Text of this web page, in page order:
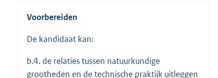
Voorbereiden
De kandidaat kan:
b.4. de relaties tussen natuurkundige
grootheden en de technische praktijk uitleggen